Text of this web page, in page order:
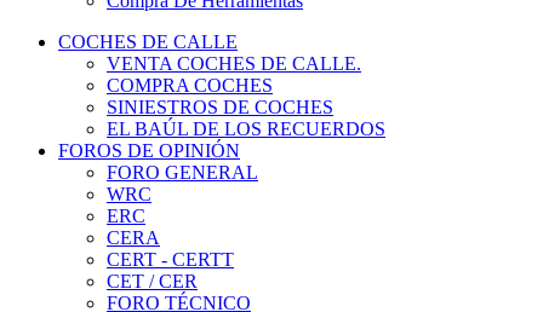
COCHES DE CALLE
VENTA COCHES DE CALLE.
COMPRA COCHES
SINIESTROS DE COCHES
EL BAÚL DE LOS RECUERDOS
FOROS DE OPINIÓN
FORO GENERAL
WRC
ERC
CERA
CERT - CERTT
CET / CER
FORO TÉCNICO
PRUEBAS DE VEHÍCULOS DE CALLE.